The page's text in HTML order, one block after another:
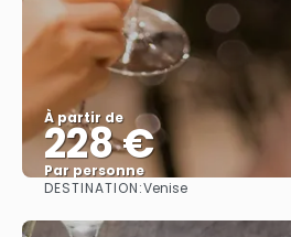
À partir de
228 €
Par personne
DESTINATION:Venise